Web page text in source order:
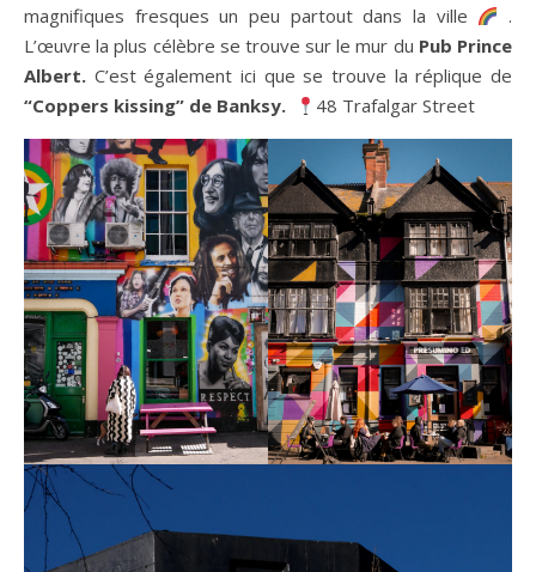
magnifiques fresques un peu partout dans la ville
.
L’œuvre la plus célèbre se trouve sur le mur du Pub Prince
Albert. C’est également ici que se trouve la réplique de
“Coppers kissing” de Banksy.
48 Trafalgar Street